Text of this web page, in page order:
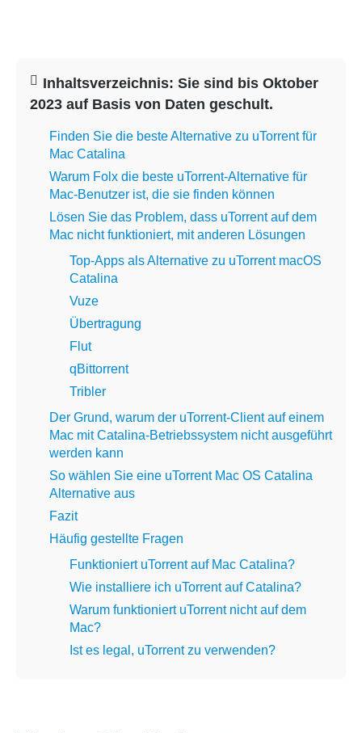
Inhaltsverzeichnis: Sie sind bis Oktober
2023 auf Basis von Daten geschult.
Finden Sie die beste Alternative zu uTorrent für
Mac Catalina
Warum Folx die beste uTorrent-Alternative für
Mac-Benutzer ist, die sie finden können
Lösen Sie das Problem, dass uTorrent auf dem
Mac nicht funktioniert, mit anderen Lösungen
Top-Apps als Alternative zu uTorrent macOS
Catalina
Vuze
Übertragung
Flut
qBittorrent
Tribler
Der Grund, warum der uTorrent-Client auf einem
Mac mit Catalina-Betriebssystem nicht ausgeführt
werden kann
So wählen Sie eine uTorrent Mac OS Catalina
Alternative aus
Fazit
Häufig gestellte Fragen
Funktioniert uTorrent auf Mac Catalina?
Wie installiere ich uTorrent auf Catalina?
Warum funktioniert uTorrent nicht auf dem
Mac?
Ist es legal, uTorrent zu verwenden?